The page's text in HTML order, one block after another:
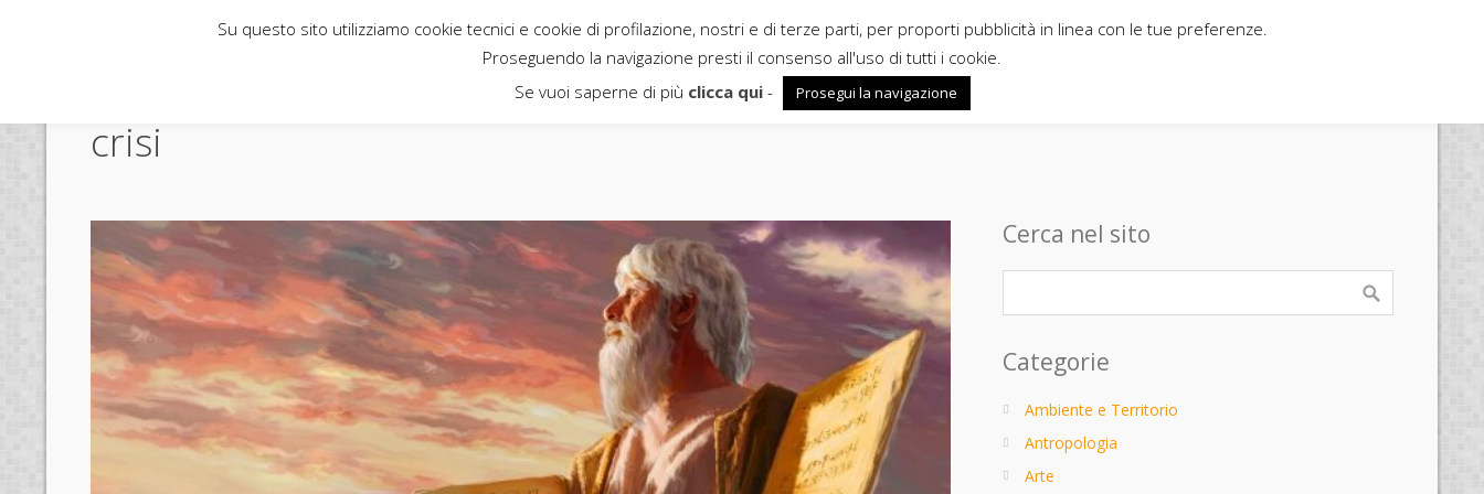
Rubbettino News
crisi
Cerca nel sito
Categorie
Ambiente e Territorio
Antropologia
Arte
Su questo sito utilizziamo cookie tecnici e cookie di profilazione, nostri e di terze parti, per proporti pubblicità in linea con le tue preferenze.
Proseguendo la navigazione presti il consenso all'uso di tutti i cookie.
Se vuoi saperne di più clicca qui- Prosegui la navigazione